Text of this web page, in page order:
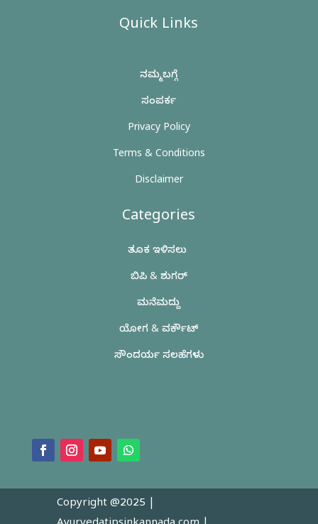
Quick Links
ನಮ್ಮ ಬಗ್ಗೆ
ಸಂಪರ್ಕ
Privacy Policy
Terms & Conditions
Disclaimer
Categories
ತೂಕ ಇಳಿಸಲು
ಬಿಪಿ & ಶುಗರ್
ಮನೆಮದ್ದು
ಯೋಗ & ವರ್ಕೌಟ್
ಸೌಂದರ್ಯ ಸಲಹೆಗಳು
Copyright @2025 |